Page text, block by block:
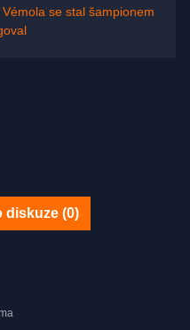
se stal šampionem
diskuze (0)